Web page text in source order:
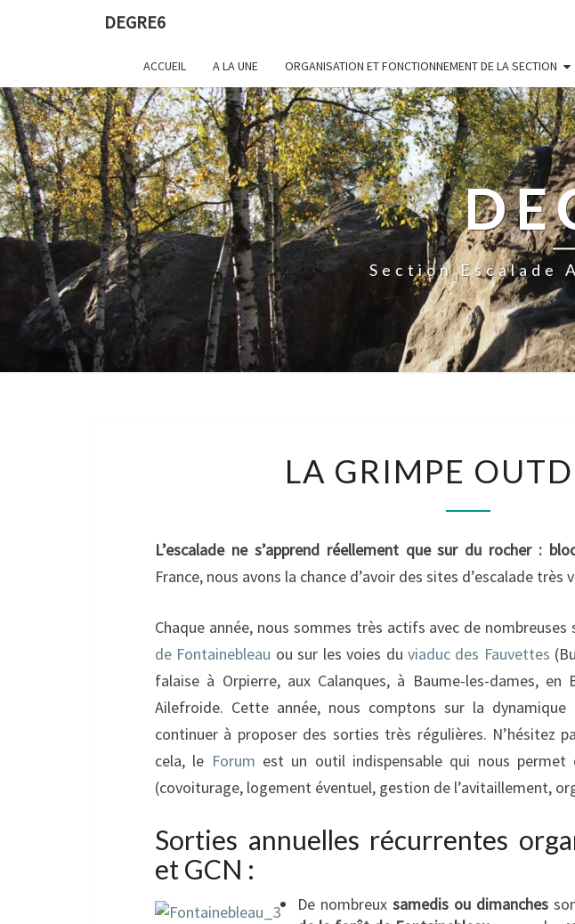
DEGRE6
ACCUEIL A LA UNE ORGANISATION ET FONCTIONNEMENT DE LA SECTION
Section Escalade
GRIMPE
LA GRIMPE
L’escalade ne s’apprend réellement que sur du rocher :
France, nous avons la chance d’avoir des sites d’escalade très
Chaque année, nous sommes très actifs avec de nombreuses
de Fontainebleau ou sur les voies du viaduc des Fauvettes
falaise à Orpierre, aux Calanques, à Baume-les-dames,
Ailefroide. Cette année, nous comptons sur la
continuer à proposer des sorties très régulières. N’hésitez
cela, le Forum est un outil indispensable qui nous permet
(covoiturage, logement éventuel, gestion de l’avitaillement,
Sorties annuelles récurrentes
et GCN :
De nombreux samedis ou dimanches